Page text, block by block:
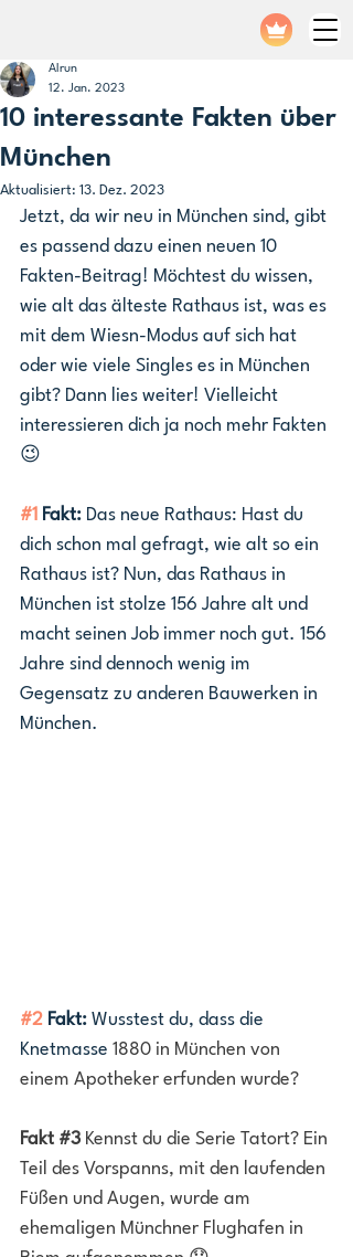
10 interessante Fakten über
München
Alrun
12. Jan. 2023
Aktualisiert: 13. Dez. 2023
Jetzt, da wir neu in München sind, gibt
es passend dazu einen neuen 10
Fakten-Beitrag! Möchtest du wissen,
wie alt das älteste Rathaus ist, was es
mit dem Wiesn-Modus auf sich hat
oder wie viele Singles es in München
gibt? Dann lies weiter! Vielleicht
interessieren dich ja noch mehr Fakten
😉
#1 Fakt: Das neue Rathaus: Hast du
dich schon mal gefragt, wie alt so ein
Rathaus ist? Nun, das Rathaus in
München ist stolze 156 Jahre alt und
macht seinen Job immer noch gut. 156
Jahre sind dennoch wenig im
Gegensatz zu anderen Bauwerken in
München.
#2 Fakt: Wusstest du, dass die
Knetmasse 1880 in München von
einem Apotheker erfunden wurde?
Fakt #3 Kennst du die Serie Tatort? Ein
Teil des Vorspanns, mit den laufenden
Füßen und Augen, wurde am
ehemaligen Münchner Flughafen in